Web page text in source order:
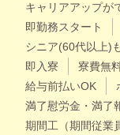
キャリアアップが
即勤務スタート
シニア(60代以上)
即入寮
寮費無
給与前払いOK
満了慰労金・満了
期間工（期間従業